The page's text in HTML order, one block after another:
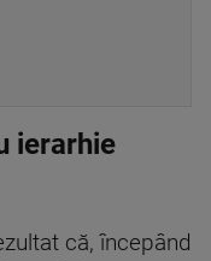
ierarhie
că, începând